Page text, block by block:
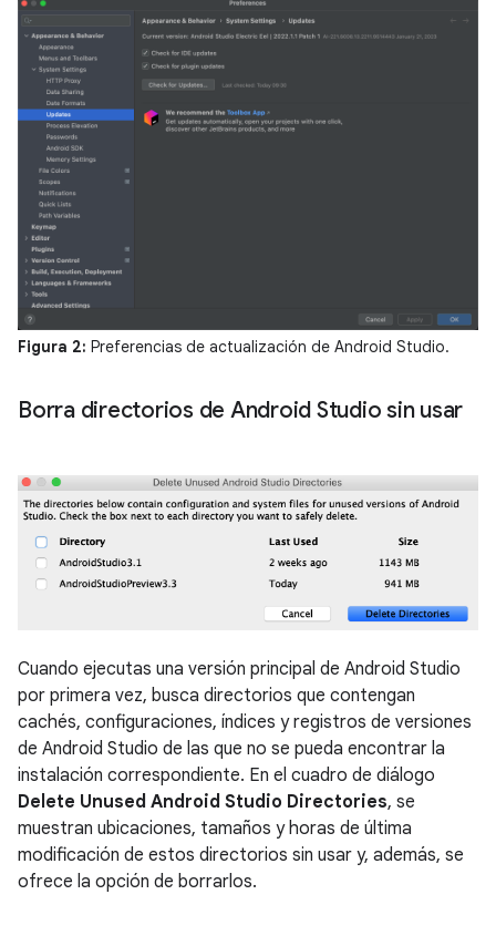
Figura 2: Preferencias de actualización de Android Studio.
Borra directorios de Android Studio sin usar
Cuando ejecutas una versión principal de Android Studio
por primera vez, busca directorios que contengan
cachés, configuraciones, índices y registros de versiones
de Android Studio de las que no se pueda encontrar la
instalación correspondiente. En el cuadro de diálogo
Delete Unused Android Studio Directories, se
muestran ubicaciones, tamaños y horas de última
modificación de estos directorios sin usar y, además, se
ofrece la opción de borrarlos.